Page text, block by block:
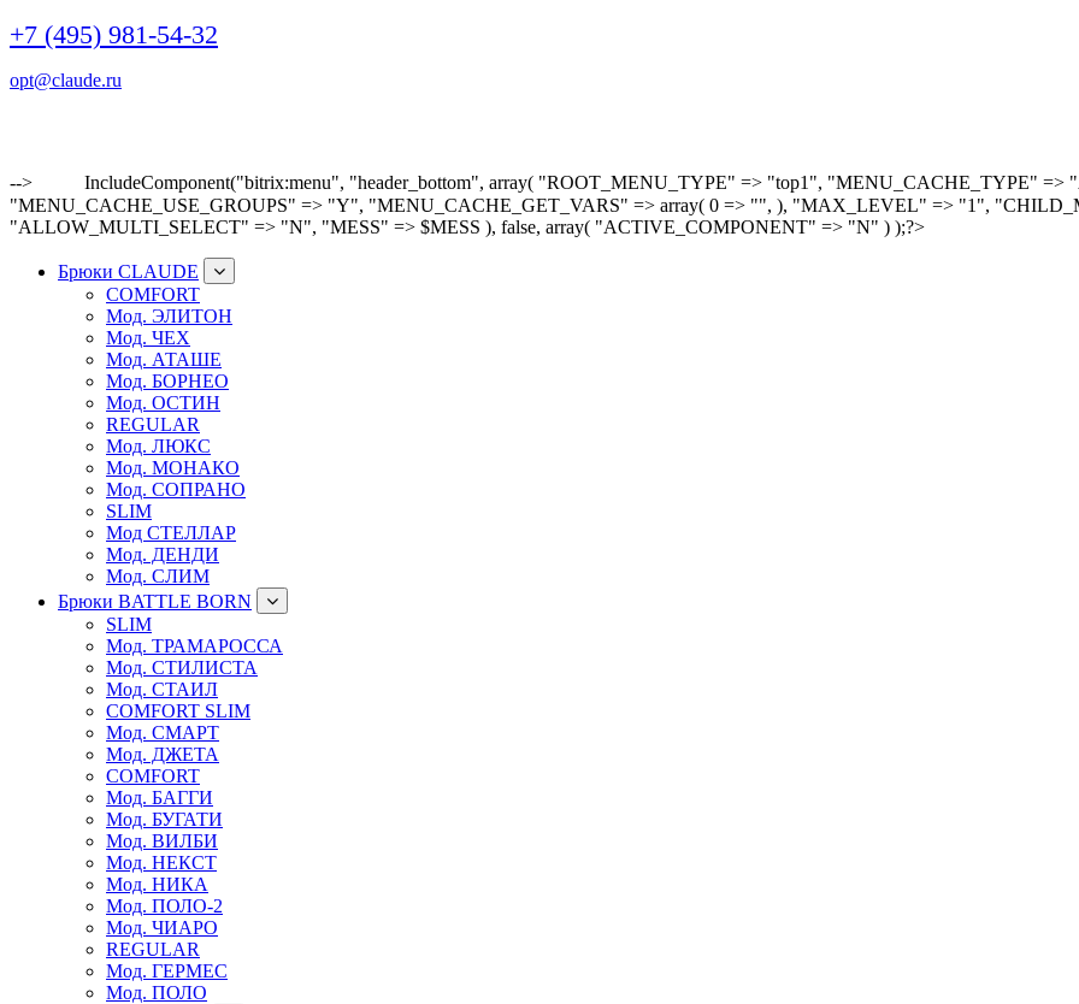
+7 (495) 981-54-32
opt@claude.ru
-->
IncludeComponent("bitrix:menu", "header_bottom", array( "ROOT_MENU_TYPE" => "top1", "MENU_CACHE_TYPE"
"MENU_CACHE_USE_GROUPS" => "Y", "MENU_CACHE_GET_VARS" => array( 0 => "", ), "MAX_LEVEL" => "1",
"ALLOW_MULTI_SELECT" => "N", "MESS" => $MESS ), false, array( "ACTIVE_COMPONENT" => "N" ) );?>
Брюки CLAUDE
COMFORT
Мод. ЭЛИТОН
Мод. ЧЕХ
Мод. АТАШЕ
Мод. БОРНЕО
Мод. ОСТИН
REGULAR
Мод. ЛЮКС
Мод. МОНАКО
Мод. СОПРАНО
SLIM
Мод СТЕЛЛАР
Мод. ДЕНДИ
Мод. СЛИМ
Брюки BATTLE BORN
SLIM
Мод. ТРАМАРОССА
Мод. СТИЛИСТА
Мод. СТАИЛ
COMFORT SLIM
Мод. СМАРТ
Мод. ДЖЕТА
COMFORT
Мод. БАГГИ
Мод. БУГАТИ
Мод. ВИЛБИ
Мод. НЕКСТ
Мод. НИКА
Мод. ПОЛО-2
Мод. ЧИАРО
REGULAR
Мод. ГЕРМЕС
Мод. ПОЛО